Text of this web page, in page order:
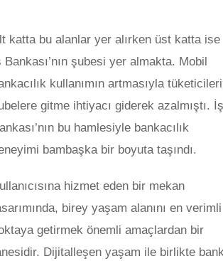
katta bu alanlar yer alırken üst katta ise
Bankası’nın şubesi yer almakta. Mobil
kullanımın artmasıyla
gitme ihtiyacı giderek azalmıştı. İş
bu hamlesiyle bankacılık
bambaşka bir boyuta taşındı.
hizmet eden bir mekan
birey yaşam alanını en verimli
getirmek önemli amaçlardan bir
Dijitalleşen yaşam ile birlikte